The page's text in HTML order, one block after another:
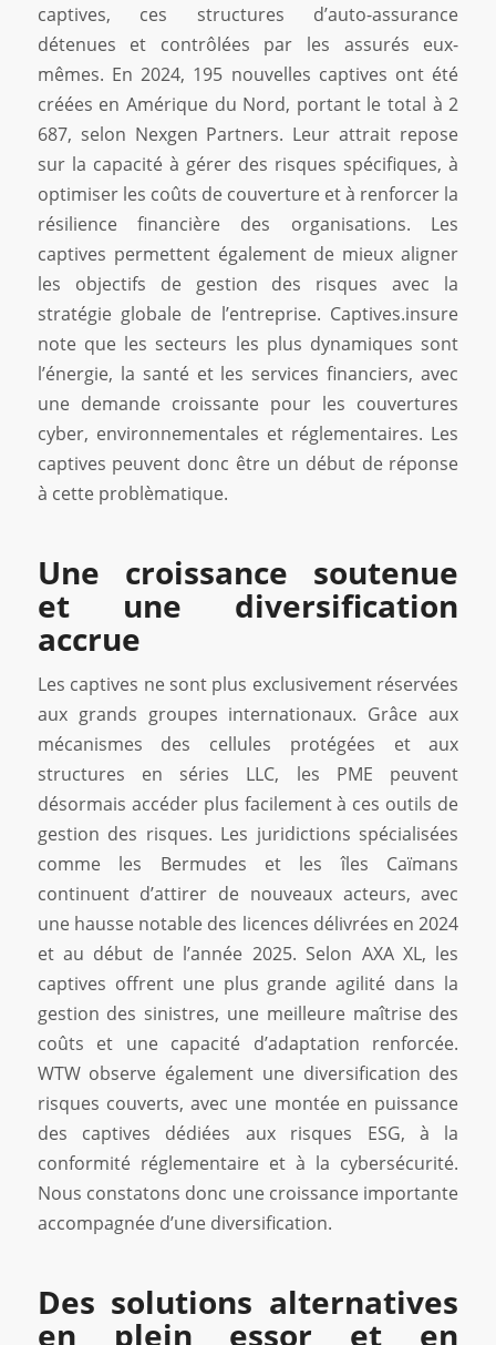
captives, ces structures d’auto-assurance
détenues et contrôlées par les assurés eux-
mêmes. En 2024, 195 nouvelles captives ont été
créées en Amérique du Nord, portant le total à 2
687, selon Nexgen Partners. Leur attrait repose
sur la capacité à gérer des risques spécifiques, à
optimiser les coûts de couverture et à renforcer la
résilience financière des organisations. Les
captives permettent également de mieux aligner
les objectifs de gestion des risques avec la
stratégie globale de l’entreprise. Captives.insure
note que les secteurs les plus dynamiques sont
l’énergie, la santé et les services financiers, avec
une demande croissante pour les couvertures
cyber, environnementales et réglementaires. Les
captives peuvent donc être un début de réponse
à cette problèmatique.
Une croissance soutenue
et une diversification
accrue
Les captives ne sont plus exclusivement réservées
aux grands groupes internationaux. Grâce aux
mécanismes des cellules protégées et aux
structures en séries LLC, les PME peuvent
désormais accéder plus facilement à ces outils de
gestion des risques. Les juridictions spécialisées
comme les Bermudes et les îles Caïmans
continuent d’attirer de nouveaux acteurs, avec
une hausse notable des licences délivrées en 2024
et au début de l’année 2025. Selon AXA XL, les
captives offrent une plus grande agilité dans la
gestion des sinistres, une meilleure maîtrise des
coûts et une capacité d’adaptation renforcée.
WTW observe également une diversification des
risques couverts, avec une montée en puissance
des captives dédiées aux risques ESG, à la
conformité réglementaire et à la cybersécurité.
Nous constatons donc une croissance importante
accompagnée d’une diversification.
Des solutions alternatives
en plein essor et en